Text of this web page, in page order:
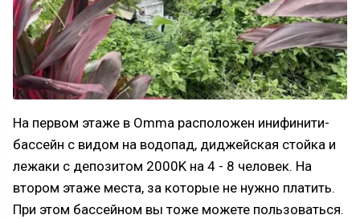
На первом этаже в Omma расположен инифинити-
бассейн с видом на водопад, диджейская стойка и
лежаки с депозитом 2000K на 4 - 8 человек. На
втором этаже места, за которые не нужно платить.
При этом бассейном вы тоже можете пользоваться.